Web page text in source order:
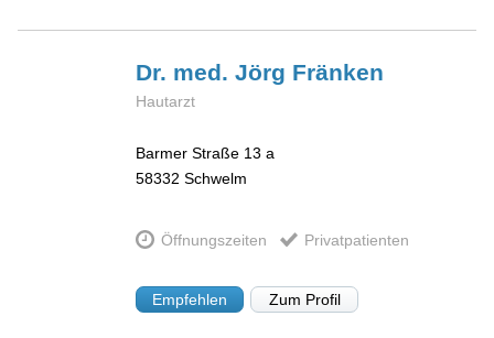
Dr. med. Jörg Fränken
Hautarzt
Barmer Straße 13 a
58332 Schwelm
Öffnungszeiten Privatpatienten
Empfehlen Zum Profil